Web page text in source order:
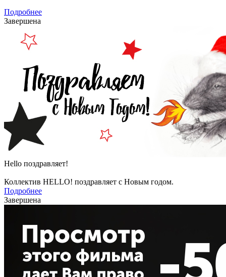
Подробнее
Завершена
Hello поздравляет!
Коллектив HELLO! поздравляет с Новым годом.
Подробнее
Завершена